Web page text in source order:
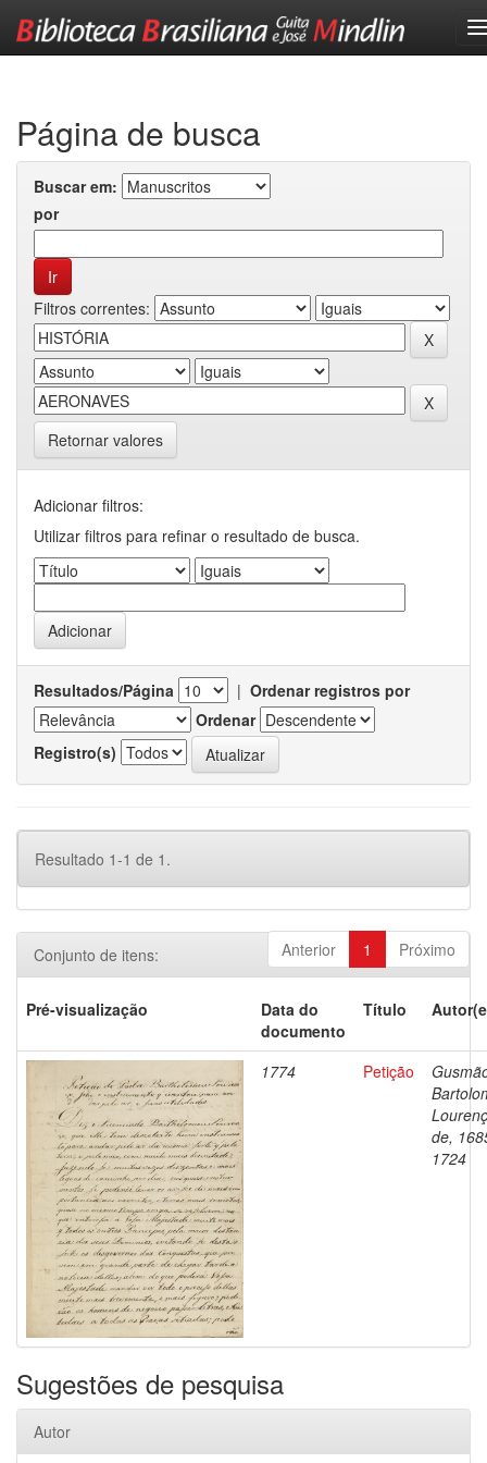
Página de busca
Buscar em:
por
Filtros correntes:
Retornar valores
Adicionar filtros:
Utilizar filtros para refinar o resultado de busca.
Resultados/Página | Ordenar registros por
Ordenar
Registro(s)
Resultado 1-1 de 1.
Anterior 1 Próximo
Conjunto de itens:
Pré-visualização
Data do
documento
Título
1774 Petição
de,
1724
Sugestões de pesquisa
Autor